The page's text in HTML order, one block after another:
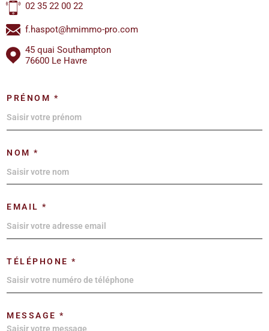
02 35 22 00 22
f.haspot@hmimmo-pro.com
45 quai Southampton
76600 Le Havre
PRÉNOM *
NOM *
EMAIL *
TÉLÉPHONE *
MESSAGE *